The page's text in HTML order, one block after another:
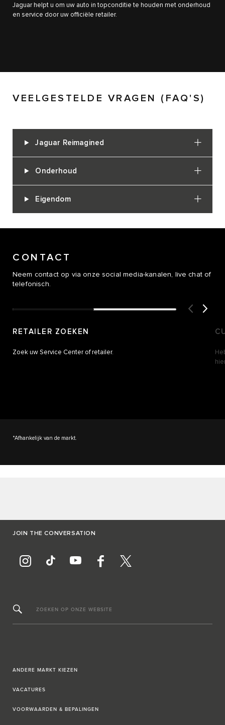
Jaguar helpt u om uw auto in topconditie te houden met onderhoud
en service door uw officiële retailer.
VEELGESTELDE VRAGEN (FAQ'S)
Jaguar Reimagined
Onderhoud
Eigendom
CONTACT
Neem contact op via onze social media-kanalen, live chat of
telefonisch.
RETAILER ZOEKEN
Zoek uw Service Center of retailer.
*Afhankelijk van de markt.
JOIN THE CONVERSATION
ZOEKEN OP ONZE WEBSITE
ANDERE MARKT KIEZEN
VACATURES
VOORWAARDEN & BEPALINGEN